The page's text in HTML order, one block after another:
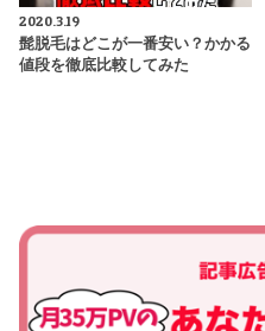
2020.3.19
髭脱毛はどこが一番安い？かかる
値段を徹底比較してみた